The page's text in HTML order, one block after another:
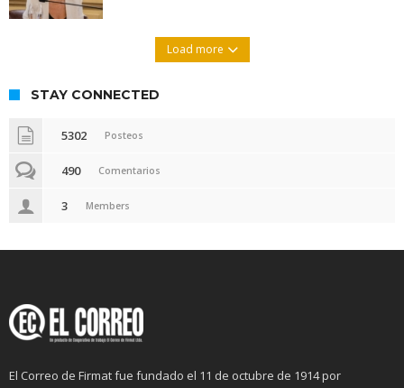
Load more
STAY CONNECTED
5302 Posteos
490 Comentarios
3 Members
El Correo de Firmat fue fundado el 11 de octubre de 1914 por